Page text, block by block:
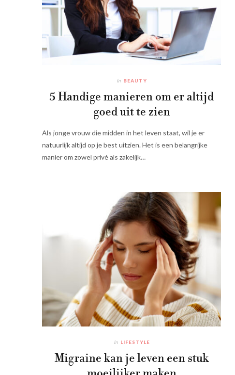
In BEAUTY
5 Handige manieren om er altijd
goed uit te zien
Als jonge vrouw die midden in het leven staat, wil je er
natuurlijk altijd op je best uitzien. Het is een belangrijke
manier om zowel privé als zakelijk…
In LIFESTYLE
Migraine kan je leven een stuk